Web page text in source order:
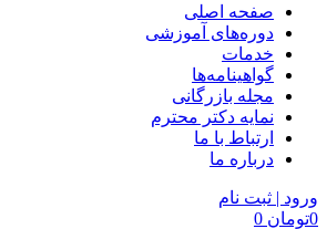
صفحه اصلی
دوره‌های آموزشی
خدمات
گواهینامه‌ها
مجله بازرگانی
نمایه دکتر محترم
ارتباط با ما
درباره ما
ورود | ثبت نام
0تومان 0